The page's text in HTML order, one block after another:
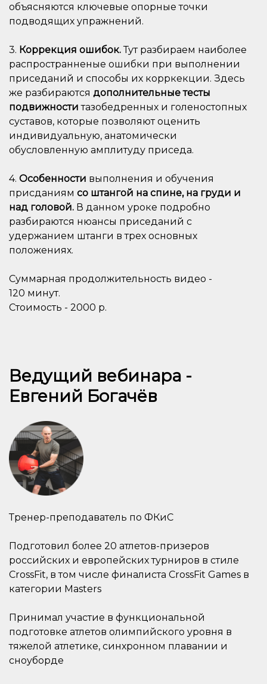
объясняются ключевые опорные точки
подводящих упражнений.
3. Коррекция ошибок.Тут разбираем наиболее
распространненые ошибки при выполнении
приседаний и способы их корркекции. Здесь
же разбираются дополнительные тесты
подвижности тазобедренных и голеностопных
суставов, которые позволяют оценить
индивидуальную, анатомически
обусловленную амплитуду приседа.
4. Особенности выполнения и обучения
присданиям со штангой на спине, на груди и
над головой. В данном уроке подробно
разбираются нюансы приседаний с
удержанием штанги в трех основных
положениях.
Суммарная продолжительность видео -
120 минут.
Стоимость - 2000 р.
Ведущий вебинара -
Евгений Богачёв
Тренер-преподаватель по ФКиС
Подготовил более 20 атлетов-призеров
российских и европейских турниров в стиле
CrossFit, в том числе финалиста CrossFit Games в
категории Masters
Принимал участие в функциональной
подготовке атлетов олимпийского уровня в
тяжелой атлетике, синхронном плавании и
сноуборде